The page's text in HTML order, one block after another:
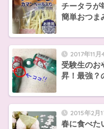
チータラが
簡単おつま
2017年11月
受験生のお
昇！最強？
2015年2月
春に食べた